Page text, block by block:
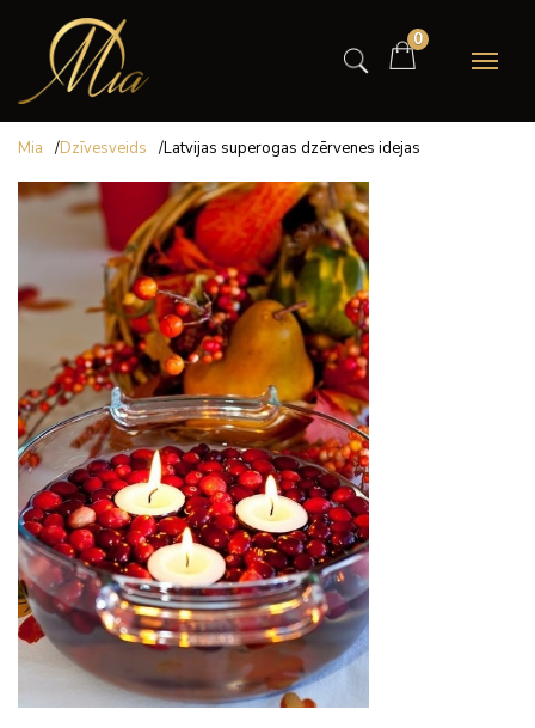
0
Mia /Dzīvesveids /Latvijas superogas dzērvenes idejas